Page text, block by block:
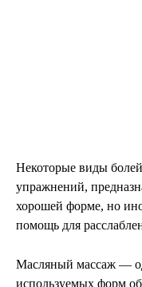
Некоторые виды
упражнений,
хорошей форме, но
помощь для
Масляный массаж —
используемых форм